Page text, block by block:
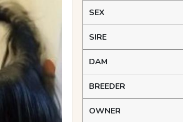
SEX
SIRE
DAM
BREEDER
OWNER